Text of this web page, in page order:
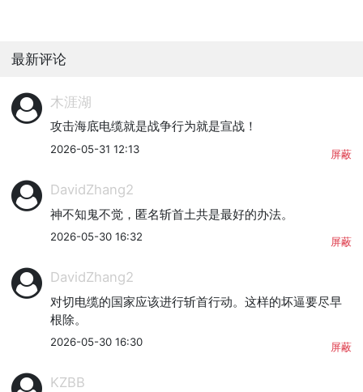
最新评论
木涯湖
攻击海底电缆就是战争行为就是宣战！
2026-05-31 12:13 屏蔽
DavidZhang2
神不知鬼不觉，匿名斩首土共是最好的办法。
2026-05-30 16:32 屏蔽
DavidZhang2
对切电缆的国家应该进行斩首行动。这样的坏逼要尽早
根除。
2026-05-30 16:30 屏蔽
KZBB